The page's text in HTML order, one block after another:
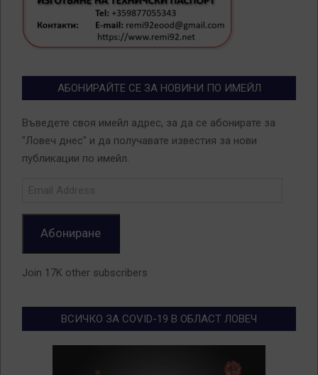
АБОНИРАЙТЕ СЕ ЗА НОВИНИ ПО ИМЕЙЛ
Въведете своя имейл адрес, за да се абонирате за
"Ловеч днес" и да получавате известия за нови
публикации по имейл.
Абониране
Join 17K other subscribers
ВСИЧКО ЗА COVID-19 В ОБЛАСТ ЛОВЕЧ